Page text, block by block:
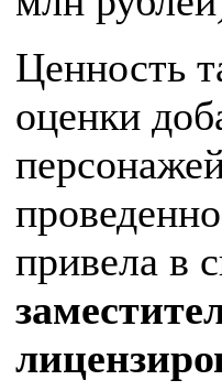
Ценность
оценки
привела в